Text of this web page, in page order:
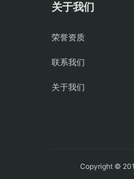
关于我们
荣誉资质
联系我们
关于我们
Copyright ©